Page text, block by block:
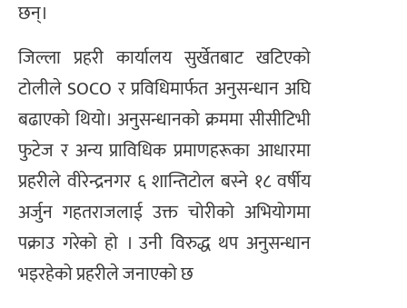
छन्।
जिल्ला प्रहरी कार्यालय सुर्खेतबाट खटिएको
टोलीले SOCO र प्रविधिमार्फत अनुसन्धान अघि
बढाएको थियो। अनुसन्धानको क्रममा सीसीटिभी
फुटेज र अन्य प्राविधिक प्रमाणहरूका आधारमा
प्रहरीले वीरेन्द्रनगर ६ शान्तिटोल बस्ने १८ वर्षीय
अर्जुन गहतराजलाई उक्त चोरीको अभियोगमा
पक्राउ गरेको हो । उनी विरुद्ध थप अनुसन्धान
भइरहेको प्रहरीले जनाएको छ